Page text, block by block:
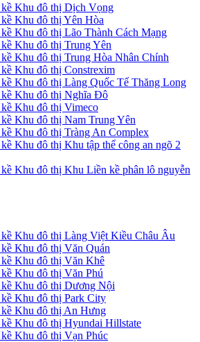
Khu đô thị Dịch Vọng
Khu đô thị Yên Hòa
Khu đô thị Lão Thành Cách Mạng
Khu đô thị Trung Yên
Khu đô thị Trung Hòa Nhân Chính
Khu đô thị Constrexim
Khu đô thị Làng Quốc Tế Thăng Long
Khu đô thị Nghĩa Đô
Khu đô thị Vimeco
Khu đô thị Nam Trung Yên
Khu đô thị Tràng An Complex
Khu đô thị Khu tập thể công an ngõ 2
Khu đô thị Khu Liền kề phân lô nguyễn
Khu đô thị Làng Việt Kiều Châu Âu
Khu đô thị Văn Quán
Khu đô thị Văn Khê
Khu đô thị Văn Phú
Khu đô thị Dương Nội
Khu đô thị Park City
Khu đô thị An Hưng
Khu đô thị Hyundai Hillstate
Khu đô thị Vạn Phúc